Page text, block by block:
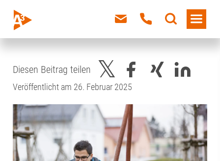
Diesen Beitrag teilen
Veröffentlicht am 26. Februar 2025